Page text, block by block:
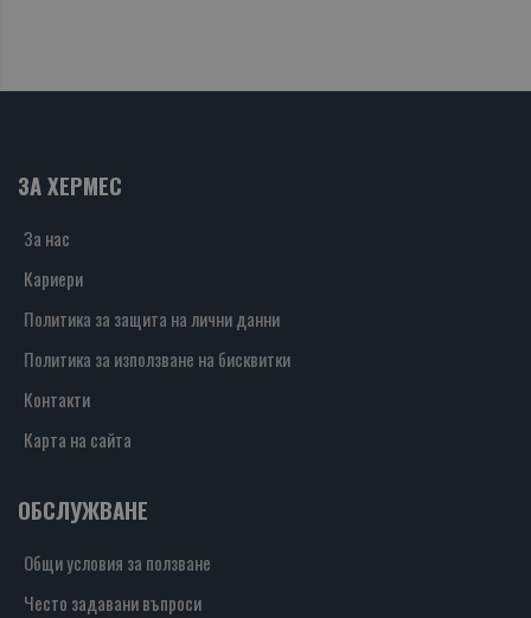
ЗА ХЕРМЕС
За нас
Кариери
Политика за защита на лични данни
Политика за използване на бисквитки
Контакти
Карта на сайта
ОБСЛУЖВАНЕ
Общи условия за ползване
Често задавани въпроси